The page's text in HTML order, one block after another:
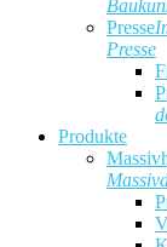
Presse
Presse
Produkte